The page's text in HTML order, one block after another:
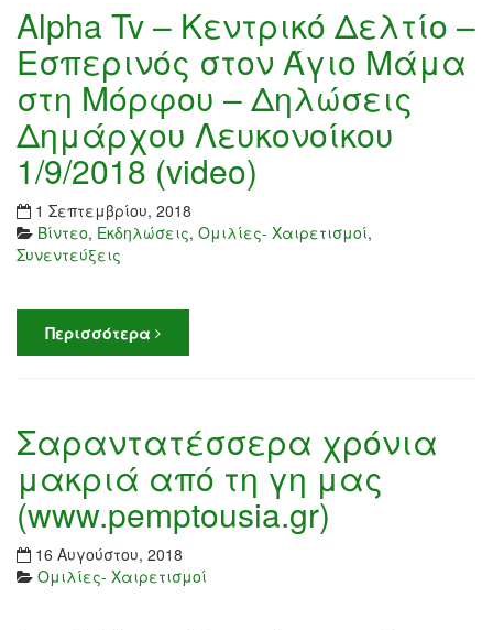
Alpha Tv – Kεντρικό Δελτίο –
Εσπερινός στον Άγιο Μάμα
στη Μόρφου – Δηλώσεις
Δημάρχου Λευκονοίκου
1/9/2018 (video)
1 Σεπτεμβρίου, 2018
Βίντεο, Εκδηλώσεις, Ομιλίες- Χαιρετισμοί,
Συνεντεύξεις
Περισσότερα
Σαραντατέσσερα χρόνια
μακριά από τη γη μας
(www.pemptousia.gr)
16 Αυγούστου, 2018
Ομιλίες- Χαιρετισμοί